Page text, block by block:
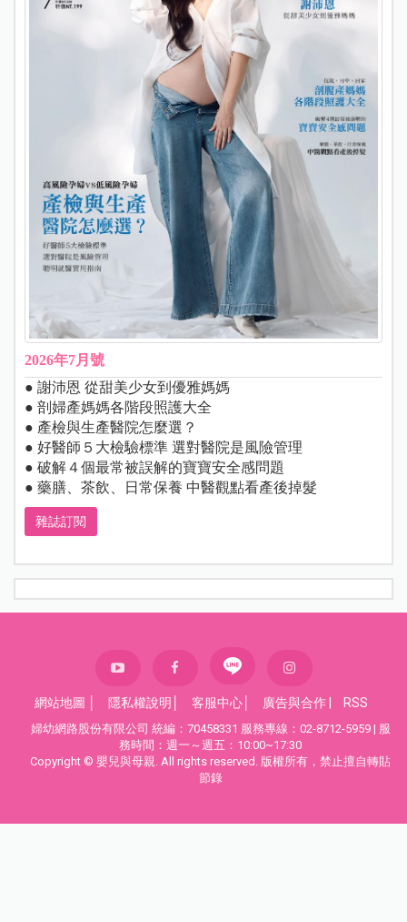
2026年7月號
● 謝沛恩 從甜美少女到優雅媽媽
● 剖婦產媽媽各階段照護大全
● 產檢與生產醫院怎麼選？
● 好醫師５大檢驗標準 選對醫院是風險管理
● 破解４個最常被誤解的寶寶安全感問題
● 藥膳、茶飲、日常保養 中醫觀點看產後掉髮
雜誌訂閱
網站地圖 隱私權說明 客服中心 廣告與合作 RSS
婦幼網路股份有限公司 統編：70458331 服務專線：02-8712-5959 | 服
務時間：週一～週五：10:00~17:30
Copyright © 嬰兒與母親. All rights reserved. 版權所有，禁止擅自轉貼
節錄